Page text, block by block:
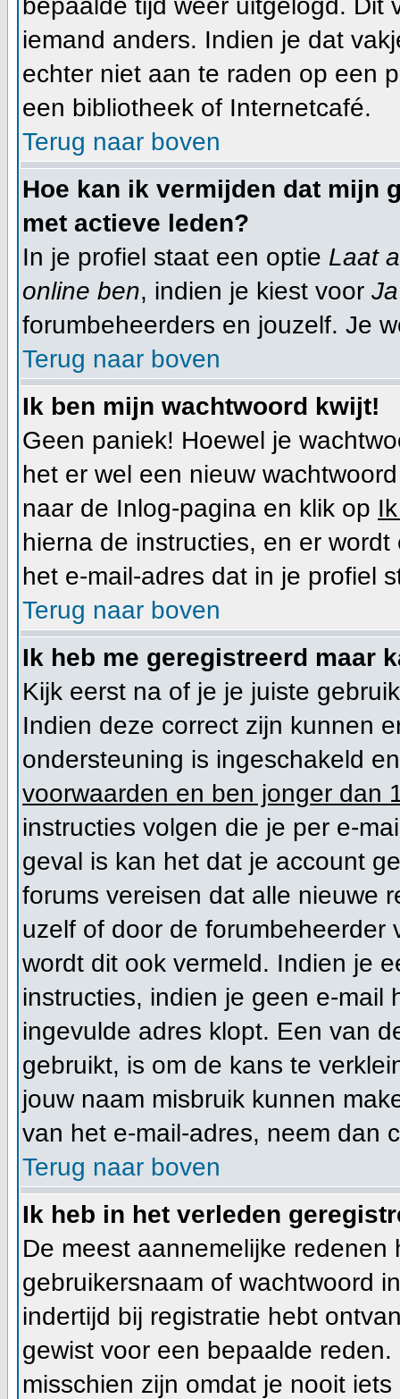
iemand anders. Indien je dat
echter niet aan te raden op een
een bibliotheek of Internetcafé.
Terug naar boven
Hoe kan ik vermijden dat mijn
met actieve leden?
In je profiel staat een optie Laat
online ben, indien je kiest voor Ja
forumbeheerders en jouzelf. Je
Terug naar boven
Ik ben mijn wachtwoord kwijt!
Geen paniek! Hoewel je
het er wel een nieuw
naar de Inlog-pagina en klik op
hierna de instructies, en er
het e-mail-adres dat in je profiel
Terug naar boven
Ik heb me geregistreerd maar
Kijk eerst na of je je juiste
Indien deze correct zijn kunnen
ondersteuning is ingeschakeld
voorwaarden en ben jonger dan
instructies volgen die je per e-
geval is kan het dat je account
forums vereisen dat alle nieuwe
uzelf of door de forumbeheerder
wordt dit ook vermeld. Indien je
instructies, indien je geen e-
ingevulde adres klopt. Een van
gebruikt, is om de kans te
jouw naam misbruik kunnen
van het e-mail-adres, neem dan
Terug naar boven
Ik heb in het verleden
De meest aannemelijke
gebruikersnaam of wachtwoord
indertijd bij registratie hebt
gewist voor een bepaalde
misschien zijn omdat je nooit